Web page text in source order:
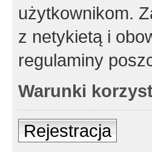
użytkownikom.
z netykietą i
regulaminy
Warunki
Rejestracja